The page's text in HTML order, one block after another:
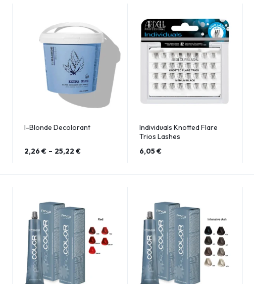
I-Blonde Decolorant
2,26€ – 25,22 €
Individuals Knotted Flare
Trios Lashes
6,05€